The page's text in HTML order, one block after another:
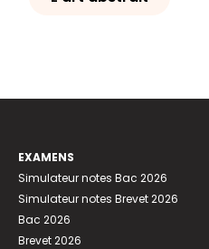
EXAMENS
Simulateur notes Bac 2026
Simulateur notes Brevet 2026
Bac 2026
Brevet 2026